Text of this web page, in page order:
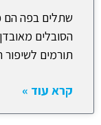
שתלים בפה הם
הסובלים
תורמים
קרא עוד »